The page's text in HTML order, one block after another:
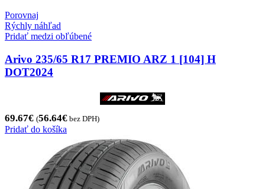
Porovnaj
Rýchly náhľad
Pridať medzi obľúbené
Arivo 235/65 R17 PREMIO ARZ 1 [104] H
DOT2024
69.67€ (56.64€ bez DPH)
Pridať do košíka